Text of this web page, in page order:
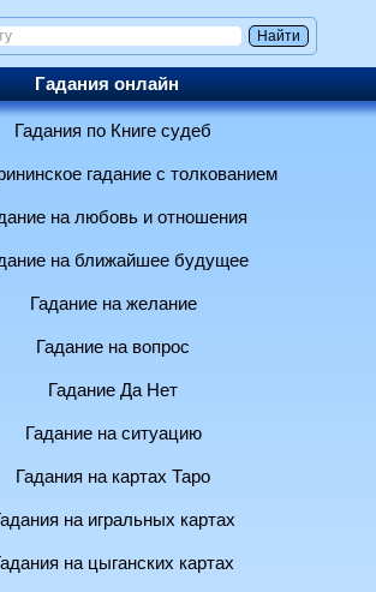
Гадания онлайн
Гадания по Книге судеб
гадание с толкованием
на любовь и отношения
на ближайшее будущее
Гадание на желание
Гадание на вопрос
Гадание Да Нет
Гадание на ситуацию
Гадания на картах Таро
на игральных картах
на цыганских картах